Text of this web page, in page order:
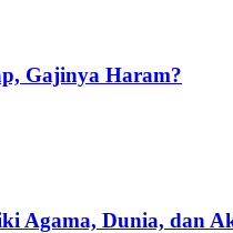
Gajinya Haram?
Agama, Dunia, dan